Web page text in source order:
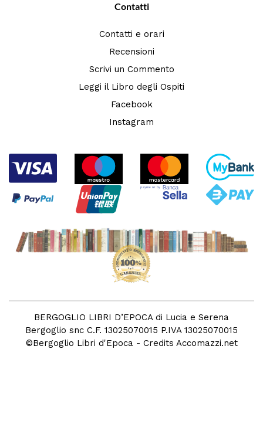
Contatti
Contatti e orari
Recensioni
Scrivi un Commento
Leggi il Libro degli Ospiti
Facebook
Instagram
BERGOGLIO LIBRI D’EPOCA di Lucia e Serena
Bergoglio snc C.F. 13025070015 P.IVA 13025070015
©Bergoglio Libri d'Epoca - Credits Accomazzi.net